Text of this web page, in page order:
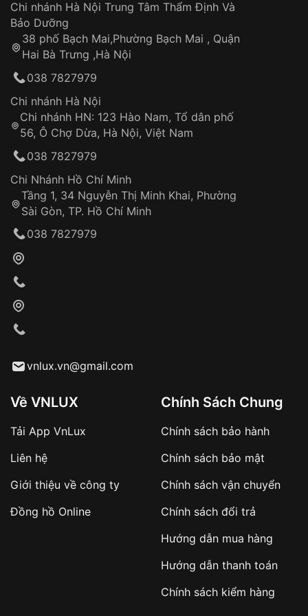
Áp dụng cho tất cả tỉnh thành trên toàn quốc
Thời gian tính từ khi xác nhận đơn hàng thành
công
Hotline: 0585 215 215
Từ khóa SEO:
Khách hàng kiểm tra và thanh toán trực tiếp
Từ khóa SEO:
sản phẩm đặc biệt
hàng
Số tiền còn lại thanh toán khi nhận hàng hoặc
✔️ Đảm bảo xử lý đơn hàng nhanh chóng
✔️ Hạn chế tình trạng hủy đơn không mong
Dây đeo
Sản phẩm đã bị:
Tự ý sửa chữa
thống VNLUX
Đảm bảo quyền lợi khách hàng
Đồng hành cùng khách hàng trong suốt quá
trình sử dụng
Chi nhánh Hà Nội Trung Tâm Thẩm Định Và
Bảo Dưỡng
38 phố Bạch Mai,Phường Bạch Mai , Quận
Hai Bà Trưng ,Hà Nội
038 7827979
Chi nhánh Hà Nội
Chi nhánh HN: 123 Hào Nam, Tổ dân phố
56, Ô Chợ Dừa, Hà Nội, Việt Nam
038 7827979
Chi Nhánh Hồ Chí Minh
Tầng 1, 34 Nguyễn Thị Minh Khai, Phường
Sài Gòn, TP. Hồ Chí Minh
038 7827979
vnlux.vn@gmail.com
Về VNLUX
Tải App VnLux
Liên hệ
Giới thiệu về công ty
Đồng hồ Online
Chính Sách Chung
Chính sách bảo hành
Chính sách bảo mật
Chính sách vận chuyển
Chính sách đổi trả
Hướng dẫn mua hàng
Hướng dẫn thanh toán
Chính sách kiểm hàng